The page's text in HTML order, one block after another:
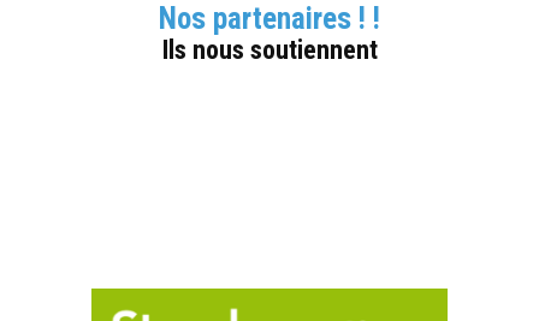
Nos partenaires ! !
Ils nous soutiennent